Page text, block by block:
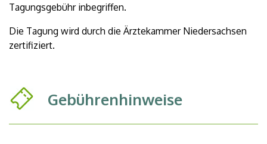
Tagungsgebühr inbegriffen.
Die Tagung wird durch die Ärztekammer Niedersachsen
zertifiziert.
Gebührenhinweise